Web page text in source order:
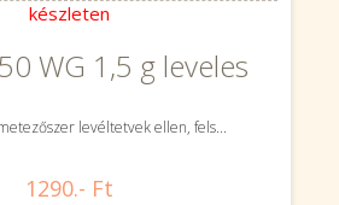
készleten
WG 1,5 g leveles
levéltetvek ellen, fels...
1290.- Ft